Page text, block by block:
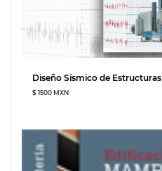
Diseño Sísmico de Estructuras
$ 1500 MXN